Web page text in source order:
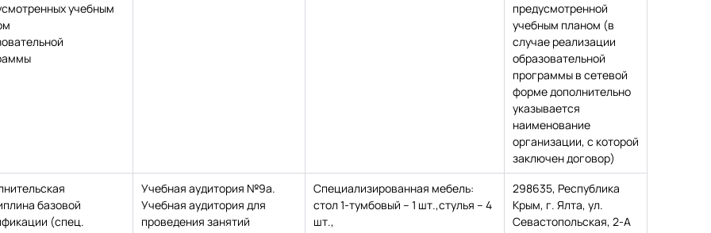
учебным
предусмотренной
учебным планом (в
случае реализации
образовательной
программы в сетевой
форме дополнительно
указывается
наименование
организации, с которой
заключен договор)
базовой
(спец.
Учебная аудитория №9а.
Учебная аудитория для
проведения занятий
Специализированная мебель:
стол 1-тумбовый – 1 шт.,стулья – 4
шт.,
298635, Республика
Крым, г. Ялта, ул.
Севастопольская, 2-А